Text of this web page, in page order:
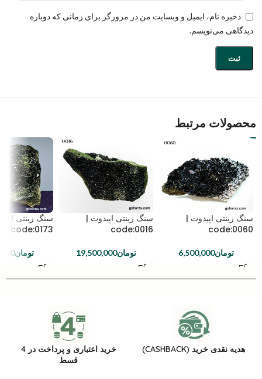
ذخیره نام، ایمیل و وبسایت من در مرورگر برای زمانی که دوباره
دیدگاهی می‌نویسم.
محصولات مرتبط
سنگ زینتی اپیدوت |
code:0060
تومان6,500,000
سنگ زینتی اپیدوت |
code:0016
تومان19,500,000
سنگ زینتی
code:0173
تومان
هدیه نقدی خرید (CASHBACK)
خرید اعتباری و پرداخت در 4
قسط